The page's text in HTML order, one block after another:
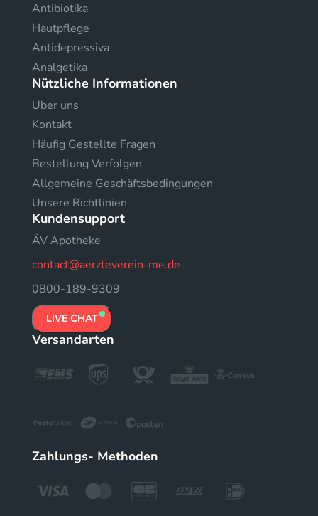
Antibiotika
Hautpflege
Antidepressiva
Analgetika
Nützliche Informationen
Uber uns
Kontakt
Häufig Gestellte Fragen
Bestellung Verfolgen
Allgemeine Geschäftsbedingungen
Unsere Richtlinien
Kundensupport
ÄV Apotheke
contact@aerzteverein-me.de
0800-189-9309
LIVE CHAT
Versandarten
Zahlungs- Methoden